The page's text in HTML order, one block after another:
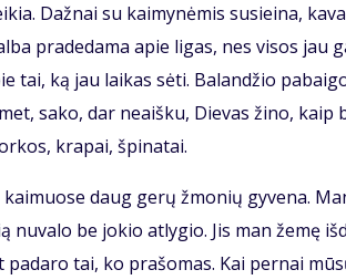
Daž­nai su kai­my­nė­mis su­si­ei­na,
pra­de­da­ma apie li­gas, nes vi­sos jau
tai, ką jau lai­kas sė­ti. Ba­lan­džio
sa­ko, dar ne­aiš­ku, Die­vas ži­no, kaip
kra­pai, špi­na­tai.
daug ge­rų žmo­nių gy­ve­na.
nu­va­lo be jo­kio at­ly­gio. Jis man že­mę
tai, ko pra­šo­mas. Kai per­nai